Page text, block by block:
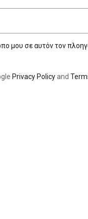
μου σε αυτόν τον
Privacy Policyand